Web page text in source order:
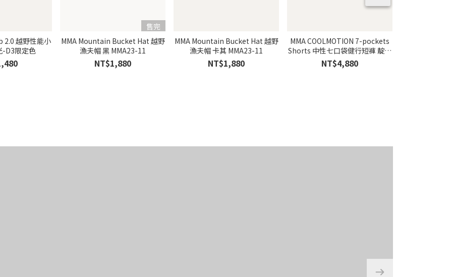
2.0 越野性能小
-D3限定色
售完
MMA Mountain Bucket Hat 越野
漁夫帽 黑 MMA23-11
NT$1,880
MMA Mountain Bucket Hat 越野
漁夫帽 卡其 MMA23-11
NT$1,880
MMA COOLMOTION 7-pockets
Shorts 中性七口袋健行短褲 靛藍
色 MMA23-34
NT$4,880